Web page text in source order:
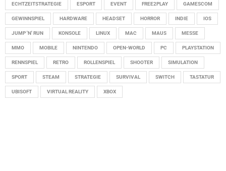
ECHTZEITSTRATEGIE ESPORT EVENT FREE2PLAY GAMESCOM
GEWINNSPIEL HARDWARE HEADSET HORROR INDIE IOS
JUMP 'N' RUN KONSOLE LINUX MAC MAUS MESSE
MMO MOBILE NINTENDO OPEN-WORLD PC PLAYSTATION
RENNSPIEL RETRO ROLLENSPIEL SHOOTER SIMULATION
SPORT STEAM STRATEGIE SURVIVAL SWITCH TASTATUR
UBISOFT VIRTUAL REALITY XBOX